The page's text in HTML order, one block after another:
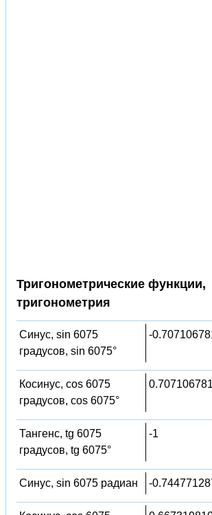
Тригонометрические функции,
тригонометрия
Синус, sin 6075
градусов, sin 6075°
-
Косинус, cos 6075
градусов, cos 6075°
Тангенс, tg 6075
градусов, tg 6075°
-1
Синус, sin 6075 радиан -